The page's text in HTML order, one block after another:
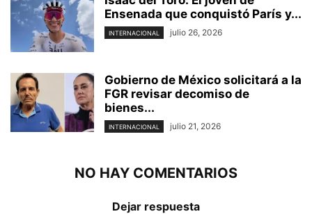
Ensenada que conquistó París y...
INTERNACIONAL julio 26, 2026
Gobierno de México solicitará a la
FGR revisar decomiso de
bienes...
INTERNACIONAL julio 21, 2026
NO HAY COMENTARIOS
Dejar respuesta